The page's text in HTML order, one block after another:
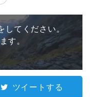
てください。
す。
ツイートする